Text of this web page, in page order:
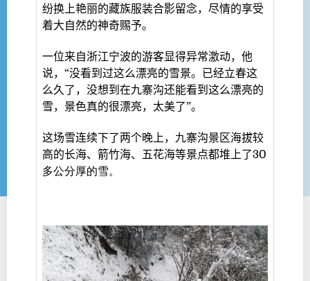
纷换上艳丽的藏族服装合影留念，尽情的享受
着大自然的神奇赐予。
一位来自浙江宁波的游客显得异常激动，他
说，“没看到过这么漂亮的雪景。已经立春这
么久了，没想到在九寨沟还能看到这么漂亮的
雪，景色真的很漂亮，太美了”。
这场雪连续下了两个晚上，九寨沟景区海拔较
高的长海、箭竹海、五花海等景点都堆上了30
多公分厚的雪。